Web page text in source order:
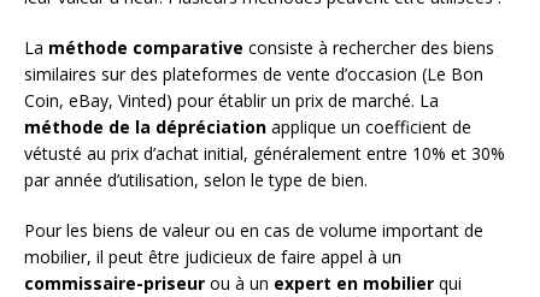
La méthode comparative consiste à rechercher des biens
similaires sur des plateformes de vente d’occasion (Le Bon
Coin, eBay, Vinted) pour établir un prix de marché. La
méthode de la dépréciation applique un coefficient de
vétusté au prix d’achat initial, généralement entre 10% et 30%
par année d’utilisation, selon le type de bien.
Pour les biens de valeur ou en cas de volume important de
mobilier, il peut être judicieux de faire appel à un
commissaire-priseur ou à un expert en mobilier qui